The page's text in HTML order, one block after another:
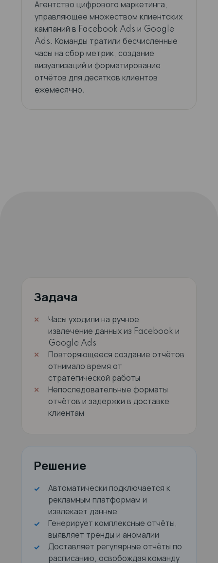
Агентство цифрового маркетинга,
управляющее множеством клиентских
кампаний в Facebook Ads и Google
Ads. Команды тратили бесчисленные
часы на сбор метрик, создание
визуализаций и форматирование
отчётов для десятков клиентов
ежемесячно.
Задача
Часы уходили на ручное
извлечение данных из Facebook и
Google Ads
Повторяющееся создание отчётов
отнимало время от
стратегической работы
Непоследовательные форматы
отчётов и задержки в доставке
клиентам
Решение
Автоматически подключается к
рекламным платформам и
извлекает данные
Генерирует комплексные отчёты,
выявляет тренды и аномалии
Доставляет регулярные отчёты по
расписанию, освобождая команду